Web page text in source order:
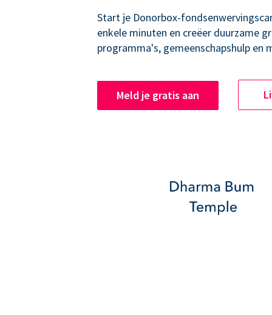
Start je Donorbox-
enkele minuten en creëer duurzame
programma's, gemeenschapshulp en
Meld je gratis aan